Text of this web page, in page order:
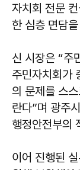
자치회 전문
한 심층 면담
신 시장은 “주
주민자치회가
의 문제를 스
란다”며 광주
행정안전부의
이어 진행된